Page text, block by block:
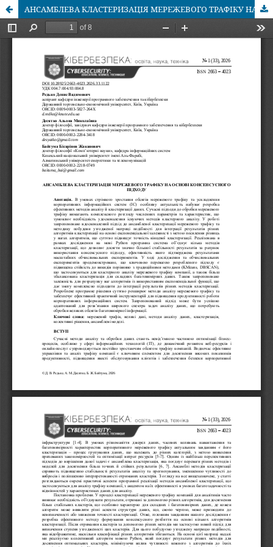
АНСАМБЛЕВА КЛАСТЕРИЗАЦІЯ МЕРЕЖЕВОГО ТРАФІКУ НА ОСНОВІ КОНСЕНСУСНОГО ПІДХОДУ